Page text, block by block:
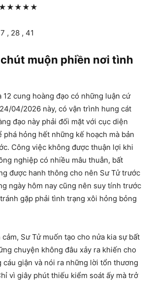
, 28 , 41
chút muộn phiền nơi tình
12 cung hoàng đạo có những luận cứ
04/2026 này, có vận trình hung cát
đạo này phải đối mặt với cục diện
phá hỏng hết những kế hoạch mà bản
Công việc không được thuận lợi khi
nghiệp có nhiều mâu thuẫn, bất
được hanh thông cho nên Sư Tử trước
ngày hôm nay cũng nên suy tính trước
gặp phải tình trạng xôi hỏng bỏng
Sư Tử muốn tạo cho nửa kia sự bất
chuyện không đâu xảy ra khiến cho
cáu giận và nói ra những lời tổn thương
vì giây phút thiếu kiểm soát ấy mà trở